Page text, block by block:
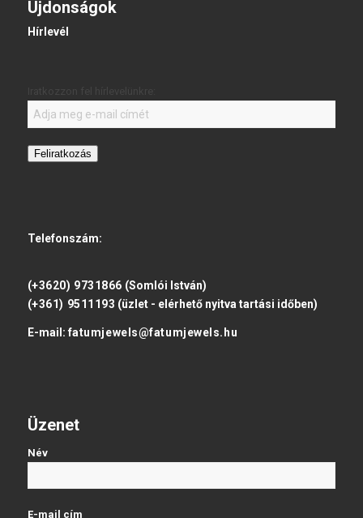
Újdonságok
Hírlevél
Feliratkozás
Telefonszám:
(+3620) 9731866 (Somlói István)
(+361) 9511193 (üzlet - elérhető nyitva tartási időben)
E-mail: fatumjewels@fatumjewels.hu
Üzenet
Név
E-mail cím